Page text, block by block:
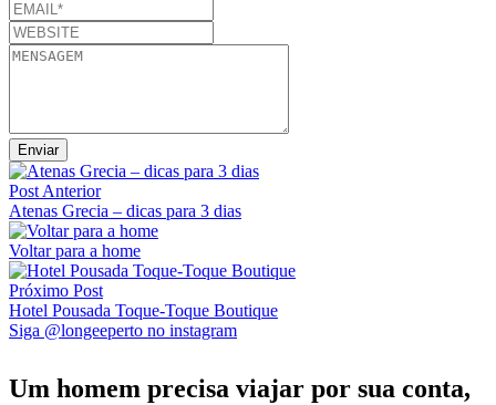
Post Anterior
Atenas Grecia – dicas para 3 dias
Voltar para a home
Próximo Post
Hotel Pousada Toque-Toque Boutique
Siga @longeeperto no instagram
Um homem precisa viajar por sua conta,